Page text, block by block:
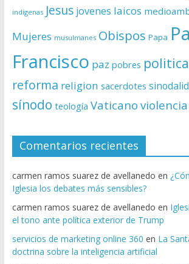
indígenas Jesus jovenes laicos
Mujeres musulmanes Obispos Papa
Francisco paz pobres politica
reforma religion sacerdotes
sínodo teología Vaticano violencia
Comentarios recientes
carmen ramos suarez de avellanedo en
Iglesia los debates más sensibles?
carmen ramos suarez de avellanedo en
el tono ante política exterior de Trump
servicios de marketing online 360 en La
doctrina sobre la inteligencia artificial